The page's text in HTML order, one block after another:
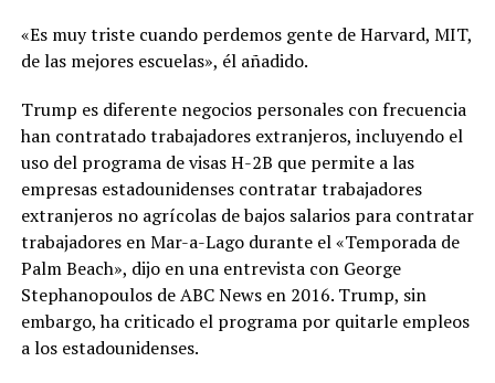
«Es muy triste cuando perdemos gente de Harvard, MIT,
de las mejores escuelas», él añadido.
Trump es diferente negocios personales con frecuencia
han contratado trabajadores extranjeros, incluyendo el
uso del programa de visas H-2B que permite a las
empresas estadounidenses contratar trabajadores
extranjeros no agrícolas de bajos salarios para contratar
trabajadores en Mar-a-Lago durante el «Temporada de
Palm Beach», dijo en una entrevista con George
Stephanopoulos de ABC News en 2016. Trump, sin
embargo, ha criticado el programa por quitarle empleos
a los estadounidenses.